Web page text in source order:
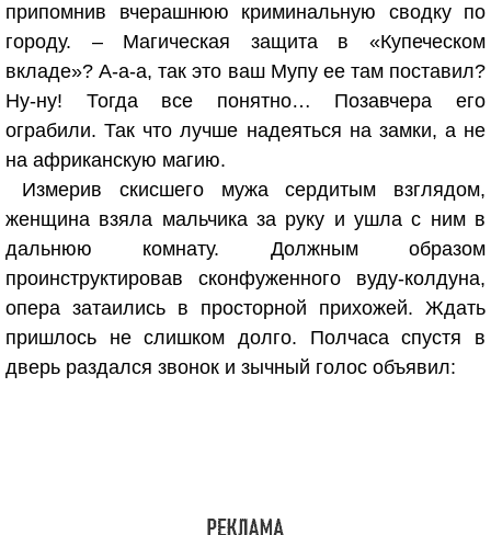
припомнив вчерашнюю криминальную сводку по
городу. – Магическая защита в «Купеческом
вкладе»? А-а-а, так это ваш Мупу ее там поставил?
Ну-ну! Тогда все понятно… Позавчера его
ограбили. Так что лучше надеяться на замки, а не
на африканскую магию.
Измерив скисшего мужа сердитым взглядом,
женщина взяла мальчика за руку и ушла с ним в
дальнюю комнату. Должным образом
проинструктировав сконфуженного вуду-колдуна,
опера затаились в просторной прихожей. Ждать
пришлось не слишком долго. Полчаса спустя в
дверь раздался звонок и зычный голос объявил: